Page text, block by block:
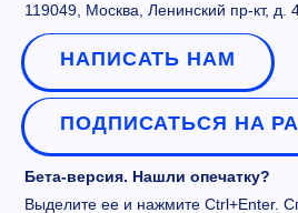
119049, Москва, Ленинский пр-кт, д.
НАПИСАТЬ НАМ
ПОДПИСАТЬСЯ НА
Бета-версия. Нашли опечатку?
Выделите ее и нажмите Ctrl+Enter.